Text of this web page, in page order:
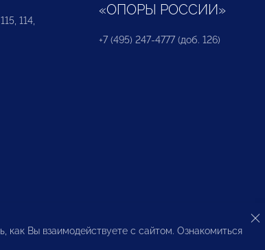
114,
«ОПОРЫ РОССИИ»
+7 (495) 247-4777 (доб. 126)
Вы взаимодействуете с сайтом. Ознакомиться